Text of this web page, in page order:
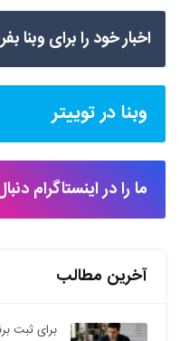
اخبار خود را برای وبنا
وبنا در توییتر
ما را در اینستاگرام
آخرین مطالب
برای ثبت